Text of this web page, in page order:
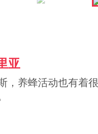
亚
，养蜂活动也有着